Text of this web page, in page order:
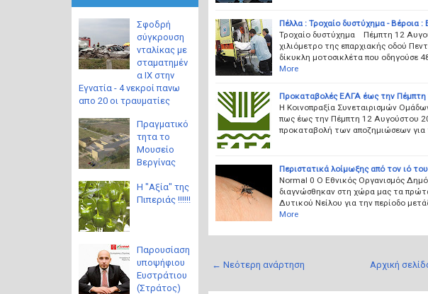
Πέλλα : Τροχαίο δυστύχημα - Βέροια
Τροχαίο δυστύχημα Πέμπτη 12
χιλιόμετρο της επαρχιακής οδού
δίκυκλη μοτοσικλέτα που οδηγούσε
More
Προκαταβολές ΕΛΓΑ έως την
Η Κοινοπραξία Συνεταιρισμών
πως έως την Πέμπτη 12 Αυγούστου
προκαταβολή των αποζημιώσεων για
Περιστατικά λοίμωξης από τον ιό
Normal 0 Ο Εθνικός Οργανισμός
διαγνώσθηκαν στη χώρα μας τα
Δυτικού Νείλου για την περίοδο
More
← Νεότερη ανάρτηση Αρχική
Σφοδρή
σύγκρουση
νταλίκας με
σταματημέν
α ΙΧ στην
Εγνατία - 4 νεκροί πανω
απο 20 οι τραυματίες
Πραγματικό
τητα το
Μουσείο
Βεργίνας
Η "Αξία" της
Πιπεριάς !!!!!!
Παρουσίαση
υποψήφιου
Ευστράτιου
(Στράτος)